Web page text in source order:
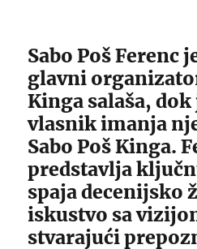
Sabo Poš Ferenc
glavni
Kinga salaša,
vlasnik imanja
Sabo Poš Kinga.
predstavlja
spaja decenijsko
iskustvo sa
stvarajući